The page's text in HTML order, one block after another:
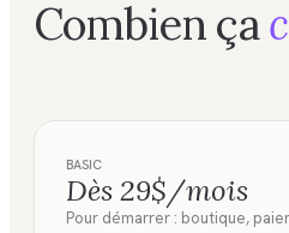
Combien ça
BASIC
Dès 29$/mois
Pour démarrer : boutique,